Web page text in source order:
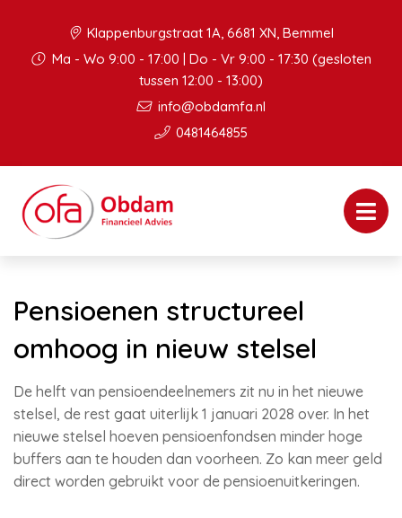
Klappenburgstraat 1A, 6681 XN, Bemmel
Ma - Wo 9:00 - 17:00 | Do - Vr 9:00 - 17:30 (gesloten
tussen 12:00 - 13:00)
info@obdamfa.nl
0481464855
Pensioenen structureel
omhoog in nieuw stelsel
De helft van pensioendeelnemers zit nu in het nieuwe
stelsel, de rest gaat uiterlijk 1 januari 2028 over. In het
nieuwe stelsel hoeven pensioenfondsen minder hoge
buffers aan te houden dan voorheen. Zo kan meer geld
direct worden gebruikt voor de pensioenuitkeringen.